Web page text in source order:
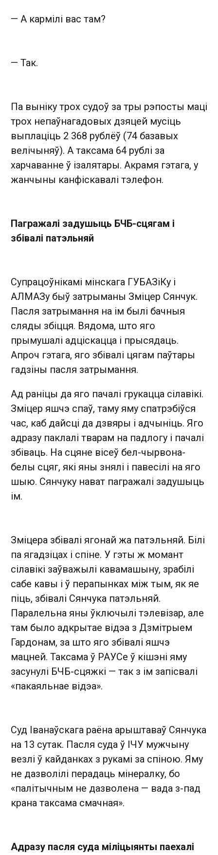
— А кармілі вас там?
— Так.
Па выніку трох судоў за тры рэпосты маці
трох непаўнагадовых дзяцей мусіць
выплаціць 2 368 рублёў (74 базавых
велічыняў). А таксама 64 рублі за
харчаванне ў ізалятары. Акрамя гэтага, у
жанчыны канфіскавалі тэлефон.
Пагражалі задушыць БЧБ-сцягам і
збівалі патэльняй
Супрацоўнікамі мінскага ГУБАЗіКу і
АЛМАЗу быў затрыманы Зміцер Сянчук.
Пасля затрымання на ім былі бачныя
сляды збіцця. Вядома, што яго
прымушалі адціскацца і прысядаць.
Апроч гэтага, яго збівалі цягам паўтары
гадзіны пасля затрымання.
Ад раніцы да яго пачалі грукацца сілавікі.
Зміцер яшчэ спаў, таму яму спатрэбіўся
час, каб дайсці да дзвяры і адчыніць. Яго
адразу паклалі тварам на падлогу і пачалі
збіваць. На сцяне вісеў бел-чырвона-
белы сцяг, які яны знялі і павесілі на яго
шыю. Сянчуку нават пагражалі задушыць
ім.
Зміцера збівалі ягонай жа патэльняй. Білі
па ягадзіцах і спіне. У гэты ж момант
сілавікі заўважылі кавамашыну, зрабілі
сабе кавы і ў перапынках між тым, як яе
піць, збівалі Сянчука патэльняй.
Паралельна яны ўключылі тэлевізар, але
там было адкрытае відэа з Дзмітрыем
Гардонам, за што яго збівалі яшчэ
мацней. Таксама ў РАУСе ў кішэні яму
засунулі БЧБ-сцяжкі — так з ім запісвалі
«пакаяльнае відэа».
Суд Іванаўскага раёна арыштаваў Сянчука
на 13 сутак. Пасля суда ў ІЧУ мужчыну
везлі ў кайданках з рукамі за спіною. Яму
не дазволілі перадаць мінералку, бо
«палітычным не дазволена — вада з-пад
крана таксама смачная».
Адразу пасля суда міліцыянты паехалі